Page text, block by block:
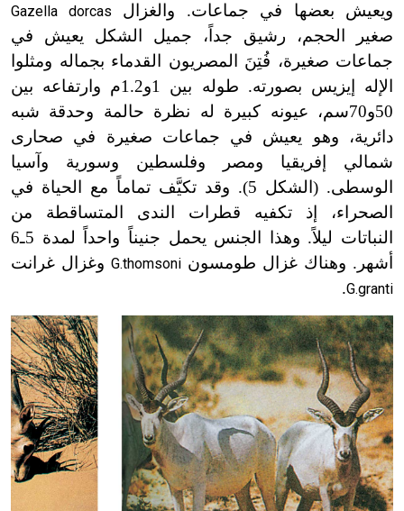
ويعيش بعضها في جماعات. والغزال Gazella dorcas
صغير الحجم، رشيق جداً، جميل الشكل يعيش في
جماعات صغيرة، فُتِنَ المصريون القدماء بجماله ومثلوا
الإله إيزيس بصورته. طوله بين 1و
1.2م وارتفاعه بين
50و70سم، عيونه كبيرة له نظرة حالمة وحدقة شبه
دائرية، وهو يعيش في جماعات صغيرة في صحارى
شمالي إفريقيا ومصر وفلسطين وسورية وآسيا
الوسطى. (الشكل 5). وقد تكيَّف تماماً مع الحياة في
الصحراء، إذ تكفيه قطرات الندى المتساقطة من
النباتات ليلاً. وهذا الجنس يحمل جنيناً واحداً لمدة 5ـ6
أشهر. وهناك غزال طومسون G.thomsoni وغزال غرانت
G.granti
.